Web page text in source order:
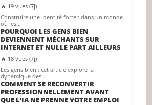
🔥 19 vues (7j)
Construire une identité forte : dans un monde
où les…
POURQUOI LES GENS BIEN
DEVIENNENT MÉCHANTS SUR
INTERNET ET NULLE PART AILLEURS
🔥 18 vues (7j)
Les gens bien : cet article explore la
dynamique des…
COMMENT SE RECONVERTIR
PROFESSIONNELLEMENT AVANT
QUE L’IA NE PRENNE VOTRE EMPLOI